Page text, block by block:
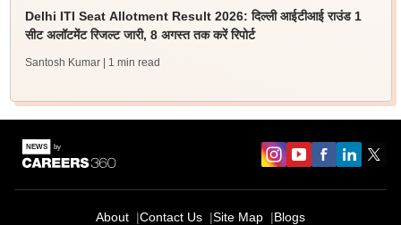
Delhi ITI Seat Allotment Result 2026: दिल्ली आईटीआई राउंड 1
सीट अलॉटमेंट रिजल्ट जारी, 8 अगस्त तक करें रिपोर्ट
Santosh Kumar | 1 min read
About Contact Us Site Map Blogs